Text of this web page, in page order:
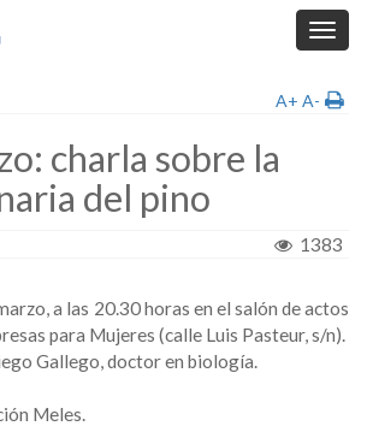
A+ A-
charla sobre la
del pino
1383
a las 20.30 horas en el salón de actos
para Mujeres (calle Luis Pasteur, s/n).
Gallego, doctor en biología.
Meles.